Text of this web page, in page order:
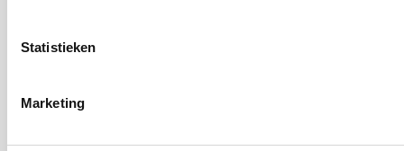
Statistieken
Marketing
je luistert naar de boodschap. Wij kiezen daar niet voor,